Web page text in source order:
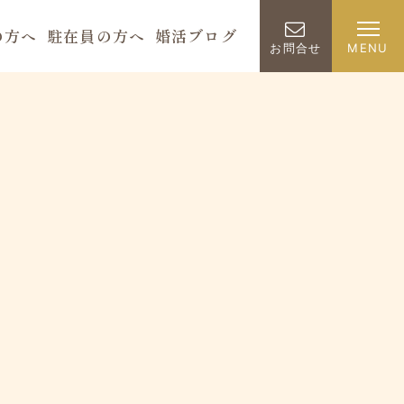
へ 駐在員の方へ 婚活ブログ
お問合せ